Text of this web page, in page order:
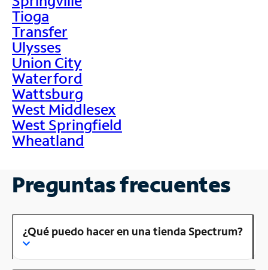
Tioga
Transfer
Ulysses
Union City
Waterford
Wattsburg
West Middlesex
West Springfield
Wheatland
Preguntas frecuentes
¿Qué puedo hacer en una tienda Spectrum?